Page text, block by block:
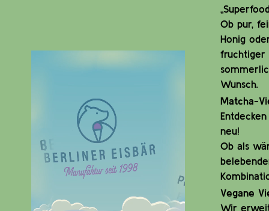
Ob pur,
Honig
fruchtiger
Wunsch.
Matcha-
neu!
Ob als
Vegane
Wir